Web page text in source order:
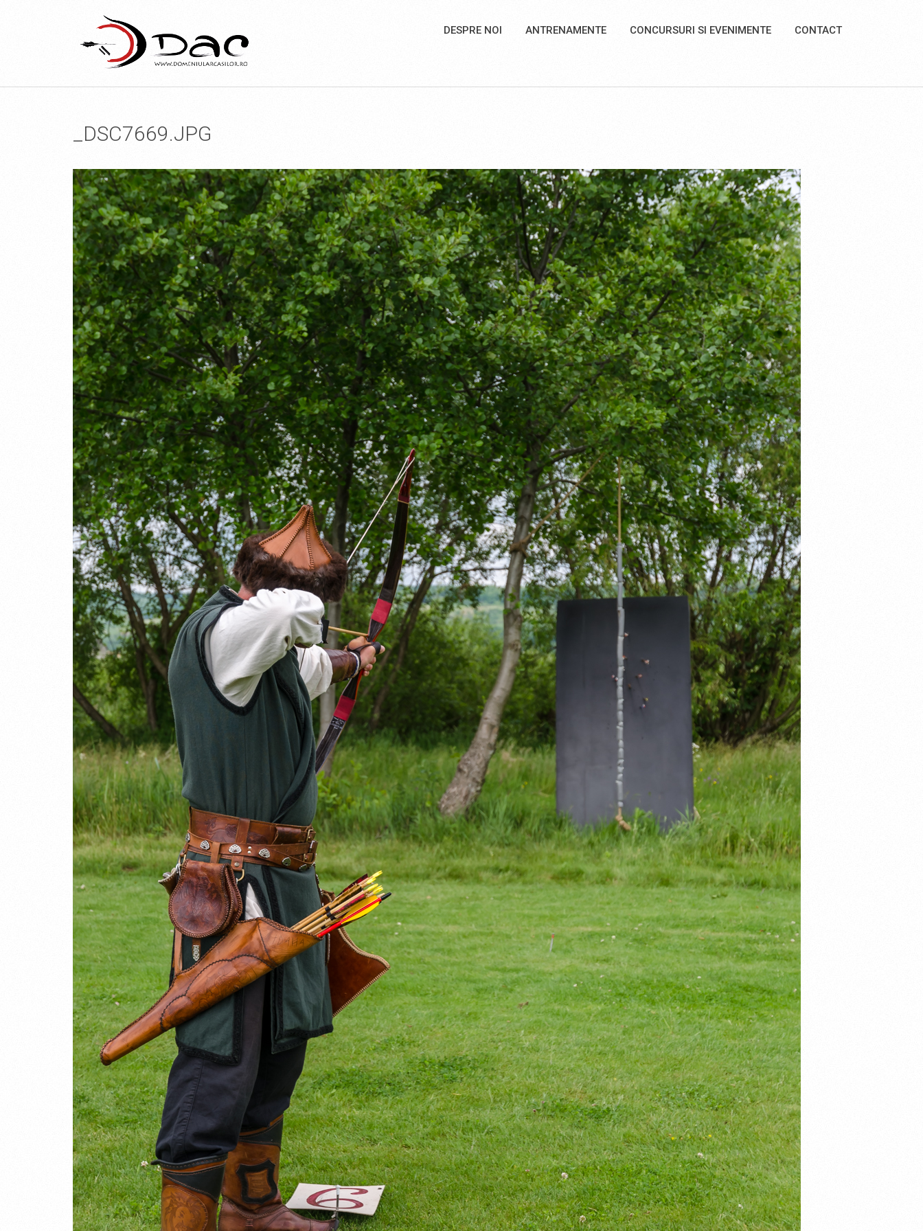
DESPRE NOI ANTRENAMENTE CONCURSURI SI EVENIMENTE CONTACT
_DSC7669.JPG